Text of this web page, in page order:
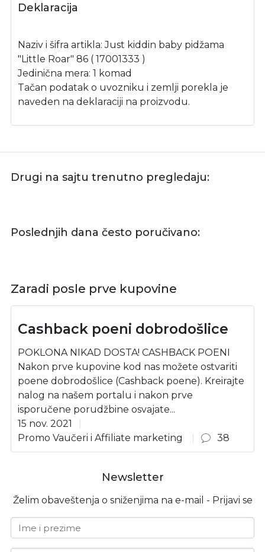
Deklaracija
Naziv i šifra artikla: Just kiddin baby pidžama
"Little Roar" 86 ( 17001333 )
Jedinična mera: 1 komad
Tačan podatak o uvozniku i zemlji porekla je
naveden na deklaraciji na proizvodu.
Drugi na sajtu trenutno pregledaju:
Poslednjih dana često poručivano:
Zaradi posle prve kupovine
Cashback poeni dobrodošlice
POKLONA NIKAD DOSTA! CASHBACK POENI
Nakon prve kupovine kod nas možete ostvariti
poene dobrodošlice (Cashback poene). Kreirajte
nalog na našem portalu i nakon prve
isporučene porudžbine osvajate...
15 nov. 2021
Promo Vaučeri i Affiliate marketing
38
Newsletter
Želim obaveštenja o sniženjima na e-mail - Prijavi se
Ime i prezime